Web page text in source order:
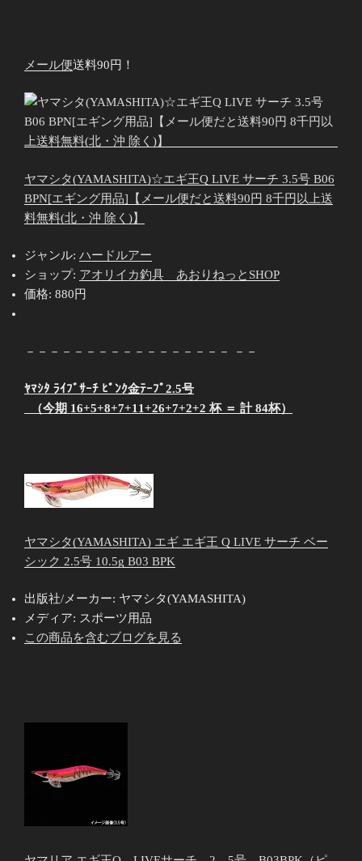
メール便送料90円！
ヤマシタ(YAMASHITA)☆エギ王Q LIVE サーチ 3.5号 B06
BPN[エギング用品]【メール便だと送料90円 8千円以上送
料無料(北・沖 除く)】
ジャンル: ハードルアー
ショップ: アオリイカ釣具 あおりねっとSHOP
価格: 880円
－－－－－－－－－－－－－－－－－ －－
ﾔﾏｼﾀ ﾗｲﾌﾞｻｰﾁ ﾋﾟﾝｸ金ﾃｰﾌﾟ2.5号
（今期 16+5+8+7+11+26+7+2+2 杯 ＝ 計 84杯）
ヤマシタ(YAMASHITA) エギ エギ王 Q LIVE サーチ ベー
シック 2.5号 10.5g B03 BPK
出版社/メーカー: ヤマシタ(YAMASHITA)
メディア: スポーツ用品
この商品を含むブログを見る